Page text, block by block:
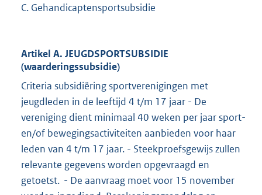
C. Gehandicaptensportsubsidie
Artikel A. JEUGDSPORTSUBSIDIE
(waarderingssubsidie)
Criteria subsidiëring sportverenigingen met
jeugdleden in de leeftijd 4 t/m 17 jaar - De
vereniging dient minimaal 40 weken per jaar sport-
en/of bewegingsactiviteiten aanbieden voor haar
leden van 4 t/m 17 jaar. - Steekproefsgewijs zullen
relevante gegevens worden opgevraagd en
getoetst. - De aanvraag moet voor 15 november